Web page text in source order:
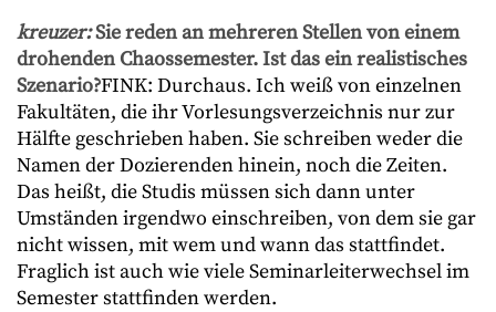
kreuzer:Sie reden an mehreren Stellen von einem
drohenden Chaossemester. Ist das ein realistisches
Szenario?FINK: Durchaus. Ich weiß von einzelnen
Fakultäten, die ihr Vorlesungsverzeichnis nur zur
Hälfte geschrieben haben. Sie schreiben weder die
Namen der Dozierenden hinein, noch die Zeiten.
Das heißt, die Studis müssen sich dann unter
Umständen irgendwo einschreiben, von dem sie gar
nicht wissen, mit wem und wann das stattfindet.
Fraglich ist auch wie viele Seminarleiterwechsel im
Semester stattfinden werden.